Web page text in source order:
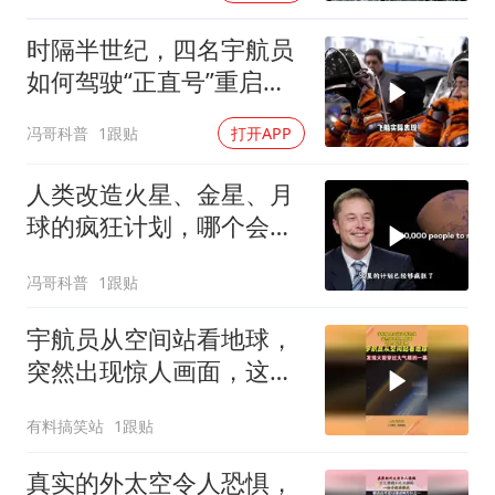
时隔半世纪，四名宇航员
如何驾驶“正直号”重启人
冯哥科普 1跟贴 打开APP
人类改造火星、金星、月
球的疯狂计划，哪个会被
冯哥科普 1跟贴
宇航员从空间站看地球，
突然出现惊人画面，这也
有料搞笑站 1跟贴
真实的外太空令人恐惧，